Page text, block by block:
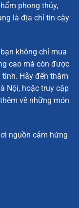
Trên Quả Cầu
là biểu tượng
cầu pha lê lại
hợp cả hai yếu
pha lê không chỉ
sống mà còn
sự bình an.
cho phòng khách,
khác, đặc biệt
sự kết hợp của
mang lại vẻ đẹp
phong thủy,
là địa chỉ tin cậy
không chỉ mua
cao mà còn được
Hãy đến thăm
Nội, hoặc truy cập
về những món
nguồn cảm hứng